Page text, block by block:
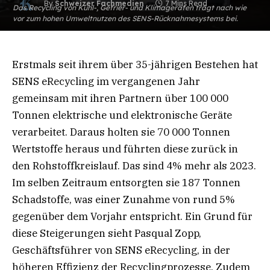
Das Recycling von Kühl-, Gefrier- und Klimageräten trägt nach wie
vor zum hohen Umweltnutzen des SENS-Rücknahmesystems bei.
By Schweizer Fachmedien 7 Mins Read
Erstmals seit ihrem über 35-jährigen Bestehen hat
SENS eRecycling im vergangenen Jahr
gemeinsam mit ihren Partnern über 100 000
Tonnen elektrische und elektronische Geräte
verarbeitet. Daraus holten sie 70 000 Tonnen
Wertstoffe heraus und führten diese zurück in
den Rohstoffkreislauf. Das sind 4% mehr als 2023.
Im selben Zeitraum entsorgten sie 187 Tonnen
Schadstoffe, was einer Zunahme von rund 5%
gegenüber dem Vorjahr entspricht. Ein Grund für
diese Steigerungen sieht Pasqual Zopp,
Geschäftsführer von SENS eRecycling, in der
höheren Effizienz der Recyclingprozesse. Zudem